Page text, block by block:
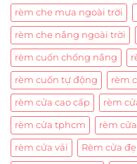
rèm che mưa ngoài trời
rèm che nắng ngoài trời
rèm cuốn chống nắng
rèm cuốn tự động rèm
rèm cửa cao cấp rèm
rèm cửa tphcm rèm
rèm cửa vải Rèm cửa